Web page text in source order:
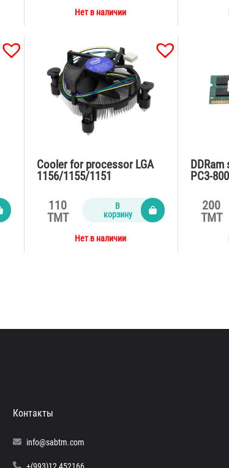
Нет в наличии
Cooler for processor LGA
1156/1155/1151
110
TMT
В
корзину
Нет в наличии
DDRam
PC3-
200
TMT
Контакты
info@sabtm.com
+(993)12 452166